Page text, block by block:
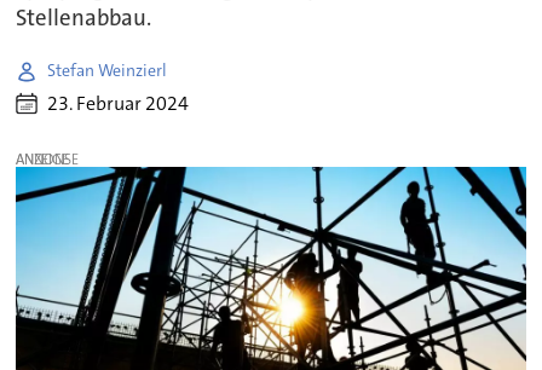
Stellenabbau.
Stefan Weinzierl
23. Februar 2024
ANZEIGE